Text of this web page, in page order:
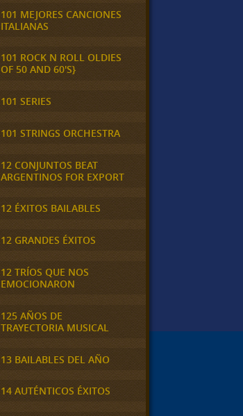
101 MEJORES CANCIONES
ITALIANAS
101 ROCK N ROLL OLDIES
OF 50 AND 60'S}
101 SERIES
101 STRINGS ORCHESTRA
12 CONJUNTOS BEAT
ARGENTINOS FOR EXPORT
12 ÉXITOS BAILABLES
12 GRANDES ÉXITOS
12 TRÍOS QUE NOS
EMOCIONARON
125 AÑOS DE
TRAYECTORIA MUSICAL
13 BAILABLES DEL AÑO
14 AUTÉNTICOS ÉXITOS